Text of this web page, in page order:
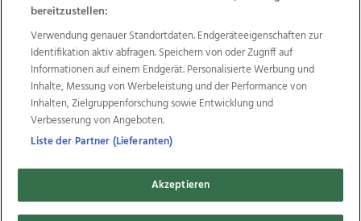
Weitere Angebote des Medienhauses Wimmer
TV1 di-mog-i.at OÖNow
Ischler Woche
Life Radio
OÖNachrichten
OÖN Immobilien
OÖN Karriere
OÖN Reise
Promenaden Galerien
Regionaljobs
wasistlos.at
Copyrights © 2026 Tips Zeitungs GmbH & Co KG
bereitzustellen:
Verwendung genauer Standortdaten. Endgeräteeigenschaften zur
Identifikation aktiv abfragen. Speichern von oder Zugriff auf
Informationen auf einem Endgerät. Personalisierte Werbung und
Inhalte, Messung von Werbeleistung und der Performance von
Inhalten, Zielgruppenforschung sowie Entwicklung und
Verbesserung von Angeboten.
Liste der Partner (Lieferanten)
Akzeptieren